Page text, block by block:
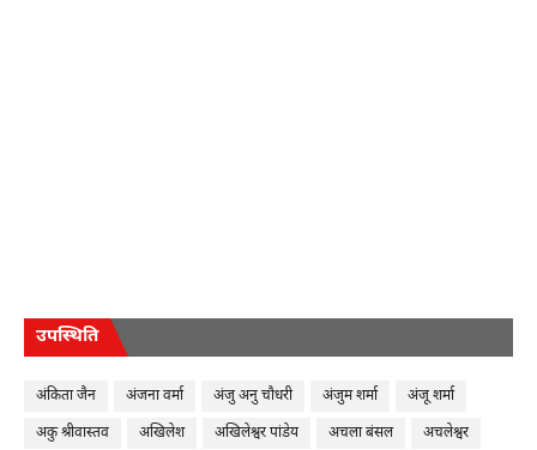
उपस्थिति
अंकिता जैन अंजना वर्मा अंजु अनु चौधरी अंजुम शर्मा
अंजू शर्मा
अकु श्रीवास्तव
अखिलेश अखिलेश्वर पांडेय अचला बंसल
अचलेश्वर